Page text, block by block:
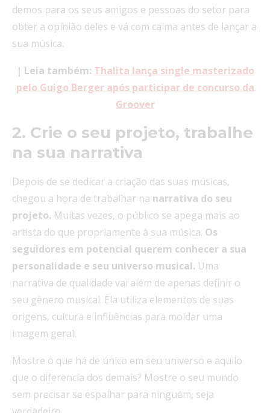
demos para os seus amigos e pessoas do setor para
obter a opinião deles e vá com calma antes de lançar a
sua música.
| Leia também: Thalita lança single masterizado
pelo Guigo Berger após participar de concurso da
Groover
2. Crie o seu projeto, trabalhe
na sua narrativa
Depois de se dedicar a criação das suas músicas,
chegou a hora de trabalhar na narrativa do seu
projeto. Muitas vezes, o público se apega mais ao
artista do que propriamente à sua música. Os
seguidores em potencial querem conhecer a sua
personalidade e seu universo musical. Uma
narrativa de qualidade vai além de apenas definir o
seu gênero musical. Ela utiliza elementos de suas
origens, cultura e influências para moldar uma
imagem geral.
Mostre o que há de único em seu universo e aquilo
que o diferencia dos demais? Mostre o seu mundo
sem precisar se espalhar para ninguém, seja